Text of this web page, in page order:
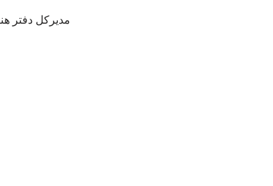
مدیرکل دفتر